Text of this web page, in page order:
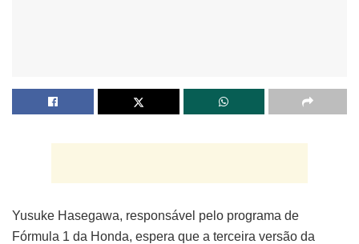
Yusuke Hasegawa, responsável pelo programa de
Fórmula 1 da Honda, espera que a terceira versão da